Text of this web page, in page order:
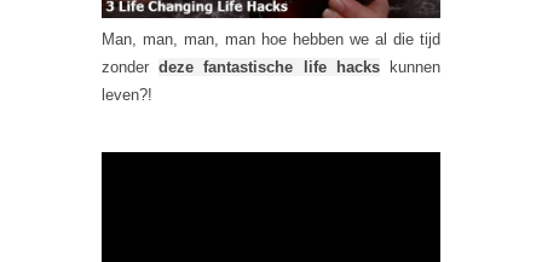
Man, man, man, man hoe hebben we al die tijd
zonderdeze fantastische life hackskunnen
leven?!